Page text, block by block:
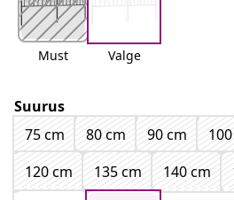
Must Valge
Suurus
75 cm
80 cm 90 cm
120 cm
135 cm 140 cm